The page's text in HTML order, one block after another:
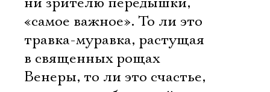
«самое важное». То ли это
травка-муравка, растущая
в священных рощах
Венеры, то ли это счастье,